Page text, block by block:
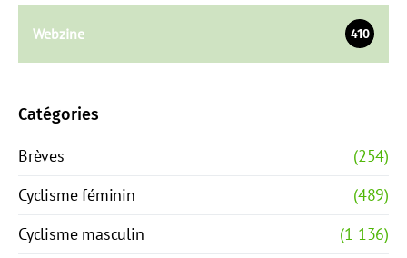
Webzine 410
Catégories
Brèves
(254)
Cyclisme féminin
(489)
Cyclisme masculin
(1 136)